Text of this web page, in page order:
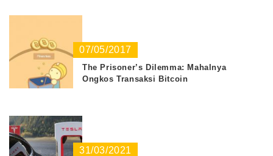
07/05/2017
The Prisoner’s Dilemma: Mahalnya
Ongkos Transaksi Bitcoin
31/03/2021